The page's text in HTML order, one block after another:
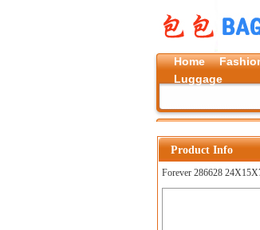
Home
Luggage
Product Info
Forever 286628